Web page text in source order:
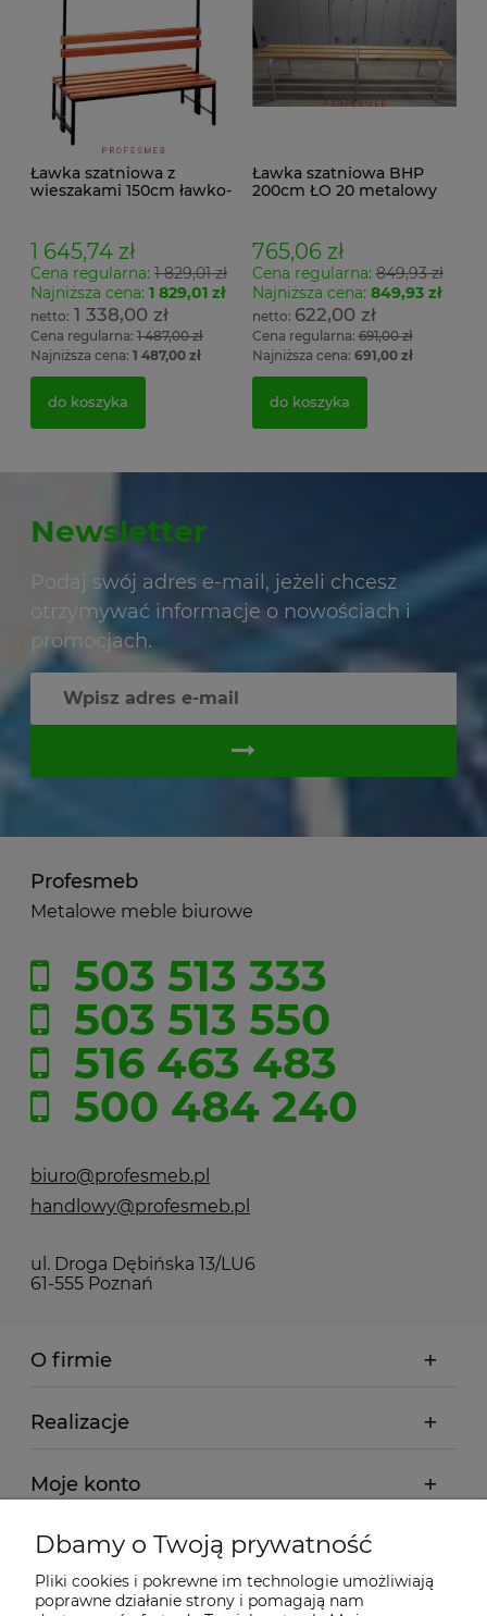
Ławka szatniowa z
wieszakami 150cm ławko-
1 645,74 zł
Cena regularna: 1 829,01 zł
Najniższa cena: 1 829,01 zł
1 338,00 zł
Cena regularna: 1 487,00 zł
Najniższa cena: 1 487,00 zł
do koszyka
Ławka szatniowa BHP
200cm ŁO 20 metalowy
765,06 zł
Cena regularna:849,93 zł
Najniższa cena: 849,93 zł
622,00 zł
Cena regularna:691,00 zł
Najniższa cena: 691,00 zł
do koszyka
Newsletter
Podaj swój adres e-mail, jeżeli chcesz
otrzymywać informacje o nowościach i
promocjach.
Profesmeb
Metalowe meble biurowe
503 513 333
503 513 550
516 463 483
500 484 240
biuro@profesmeb.pl
handlowy@profesmeb.pl
ul. Droga Dębińska 13/LU6
61-555 Poznań
O firmie
Realizacje
Moje konto
Regulamin
Dostawa - realizacja
Dbamy o Twoją prywatność
Pliki cookies i pokrewne im technologie umożliwiają
poprawne działanie strony i pomagają nam